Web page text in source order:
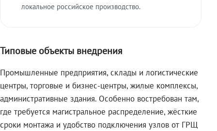
локальное российское производство.
Типовые объекты внедрения
Промышленные предприятия, склады и логистические
центры, торговые и бизнес-центры, жилые комплексы,
административные здания. Особенно востребован там,
где требуется магистральное распределение, жёсткие
сроки монтажа и удобство подключения узлов от ГРЩ